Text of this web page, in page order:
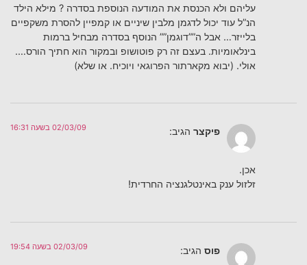
עליהם ולא הכנסת את המודעה הנוספת בסדרה ? מילא הילד
הנ”ל עוד יכול לדגמן מלבין שיניים או קמפיין להסרת משקפיים
בלייזר… אבל ה””דוגמן”” הנוסף בסדרה מבחיל ברמות
בינלאומיות. בעצם זה רק פוטושופ ובמקור הוא חתיך הורס….
אולי. (יבוא מקארתור הפרוגאי ויוכיח. או שלא)
פיקצר הגיב: 02/03/09 בשעה 16:31
אכן.
זלזול ענק באינטלגנציה החרדית!
פוס הגיב: 02/03/09 בשעה 19:54